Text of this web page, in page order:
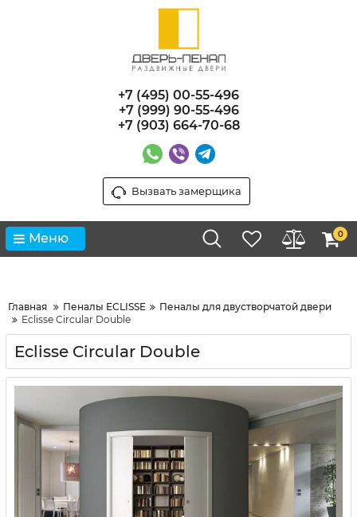
+7 (495) 00-55-496
+7 (999) 90-55-496
+7 (903) 664-70-68
Вызвать замерщика
Меню 0
Главная Пеналы ECLISSE
Пеналы для двустворчатой двери
Eclisse Circular Double
Eclisse Circular Double